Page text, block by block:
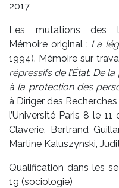
2017
Les mutations des
Mémoire original : La
1994). Mémoire sur
répressifs de l’État. De
à la protection des
à Diriger des
l’Université Paris 8 le
Claverie, Bertrand
Martine Kaluszynski,
Qualification dans les
19 (sociologie)